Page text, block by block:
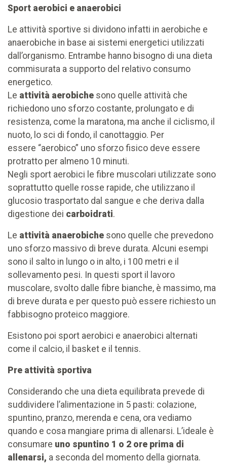
Sport aerobici e anaerobici
Le attività sportive si dividono infatti in aerobiche e
anaerobiche in base ai sistemi energetici utilizzati
dall’organismo. Entrambe hanno bisogno di una dieta
commisurata a supporto del relativo consumo
energetico.
Le attività aerobiche sono quelle attività che
richiedono uno sforzo costante, prolungato e di
resistenza, come la maratona, ma anche il ciclismo, il
nuoto, lo sci di fondo, il canottaggio. Per
essere “aerobico” uno sforzo fisico deve essere
protratto per almeno 10 minuti.
Negli sport aerobici le fibre muscolari utilizzate sono
soprattutto quelle rosse rapide, che utilizzano il
glucosio trasportato dal sangue e che deriva dalla
digestione dei carboidrati.
Le attività anaerobiche sono quelle che prevedono
uno sforzo massivo di breve durata. Alcuni esempi
sono il salto in lungo o in alto, i 100 metri e il
sollevamento pesi. In questi sport il lavoro
muscolare, svolto dalle fibre bianche, è massimo, ma
di breve durata e per questo può essere richiesto un
fabbisogno proteico maggiore.
Esistono poi sport aerobici e anaerobici alternati
come il calcio, il basket e il tennis.
Pre attività sportiva
Considerando che una dieta equilibrata prevede di
suddividere l’alimentazione in 5 pasti: colazione,
spuntino, pranzo, merenda e cena, ora vediamo
quando e cosa mangiare prima di allenarsi. L’ideale è
consumare uno spuntino 1 o 2 ore prima di
allenarsi, a seconda del momento della giornata.